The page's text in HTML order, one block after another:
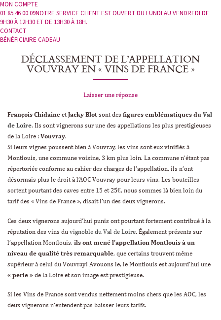
MON COMPTE
01 85 46 00 09NOTRE SERVICE CLIENT EST OUVERT DU LUNDI AU VENDREDI DE
9H30 À 12H30 ET DE 13H30 À 18H.
CONTACT
BÉNÉFICIAIRE CADEAU
DÉCLASSEMENT DE L’APPELLATION
VOUVRAY EN « VINS DE FRANCE »
Laisser une réponse
François Chidaine et Jacky Blot sont des figures emblématiques du Val
de Loire. Ils sont vignerons sur une des appellations les plus prestigieuses
de la Loire : Vouvray.
Si leurs vignes poussent bien à Vouvray, les vins sont eux vinifiés à
Montlouis, une commune voisine, 3 km plus loin. La commune n’étant pas
répertoriée conforme au cahier des charges de l’appellation, ils n’ont
désormais plus le droit à l’AOC Vouvray pour leurs vins. Les bouteilles
sortent pourtant des caves entre 15 et 25€, nous sommes là bien loin du
tarif des « Vins de France », disait l’un des deux vignerons.
Ces deux vignerons aujourd’hui punis ont pourtant fortement contribué à la
réputation des vins du vignoble du Val de Loire. Également présents sur
l’appellation Montlouis, ils ont mené l’appellation Montlouis à un
niveau de qualité très remarquable, que certains trouvent même
supérieur à celui du Vouvray! Avouons le, le Montlouis est aujourd’hui une
« perle » de la Loire et son image est prestigieuse.
Si les Vins de France sont vendus nettement moins chers que les AOC, les
deux vignerons n’entendent pas baisser leurs tarifs.